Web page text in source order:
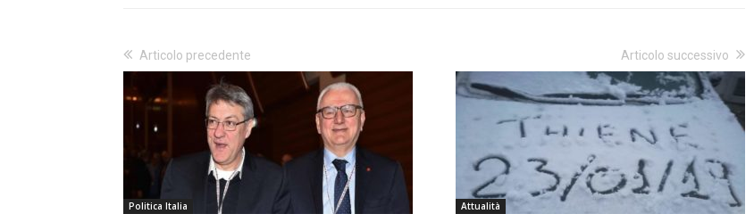
Articolo precedente
Politica Italia
Articolo successivo
Attualità